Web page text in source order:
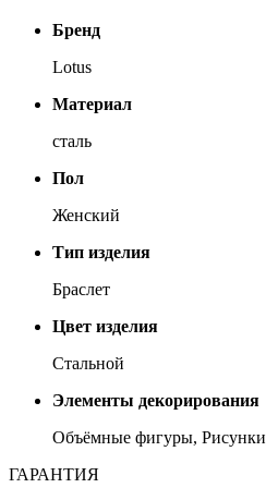
Бренд
Lotus
Материал
сталь
Пол
Женский
Тип изделия
Браслет
Цвет изделия
Стальной
Элементы декорирования
Объёмные фигуры,
ГАРАНТИЯ